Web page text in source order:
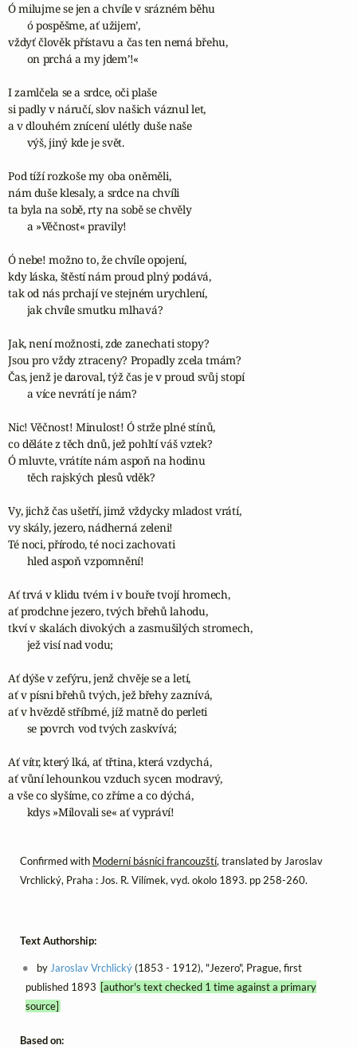
Ó milujme se jen a chvíle v srázném běhu
       ó pospěšme, ať užijem’,
vždyť člověk přístavu a čas ten nemá břehu,
       on prchá a my jdem’!«
I zamlčela se a srdce, oči plaše
si padly v náručí, slov našich váznul let,
a v dlouhém znícení ulétly duše naše
       výš, jiný kde je svět.
Pod tíží rozkoše my oba oněměli,
nám duše klesaly, a srdce na chvíli
ta byla na sobě, rty na sobě se chvěly
       a »Věčnost« pravily!
Ó nebe! možno to, že chvíle opojení,
kdy láska, štěstí nám proud plný podává,
tak od nás prchají ve stejném urychlení,
       jak chvíle smutku mlhavá?
Jak, není možnosti, zde zanechati stopy?
Jsou pro vždy ztraceny? Propadly zcela tmám?
Čas, jenž je daroval, týž čas je v proud svůj stopí
       a více nevrátí je nám?
Nic! Věčnost! Minulost! Ó strže plné stínů,
co děláte z těch dnů, jež pohltí váš vztek?
Ó mluvte, vrátíte nám aspoň na hodinu
       těch rajských plesů vděk?
Vy, jichž čas ušetří, jimž vždycky mladost vrátí,
vy skály, jezero, nádherná zeleni!
Té noci, přírodo, té noci zachovati
       hled aspoň vzpomnění!
Ať trvá v klidu tvém i v bouře tvojí hromech,
ať prodchne jezero, tvých břehů lahodu,
tkví v skalách divokých a zasmušilých stromech,
       jež visí nad vodu;
Ať dýše v zefýru, jenž chvěje se a letí,
ať v písni břehů tvých, jež břehy zaznívá,
ať v hvězdě stříbrné, jíž matně do perleti
       se povrch vod tvých zaskvívá;
Ať vítr, který lká, ať třtina, která vzdychá,
ať vůní lehounkou vzduch sycen modravý,
a vše co slyšíme, co zříme a co dýchá,
       kdys »Milovali se« ať vypráví!
Confirmed with Moderní básníci francouzští, translated by Jaroslav
Vrchlický, Praha : Jos. R. Vilímek, vyd. okolo 1893. pp 258-260.
Text Authorship:
byJaroslav Vrchlický(1853 - 1912), "Jezero", Prague, first
published 1893 [author's text checked 1 time against a primary
source]
Based on: